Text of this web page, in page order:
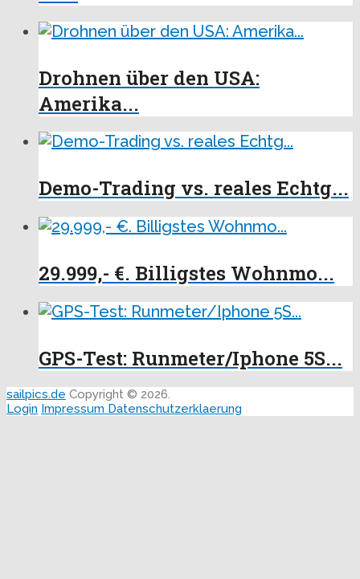
Drohnen über den USA:
Amerika...
Demo-Trading vs. reales Echtg...
29.999,- €. Billigstes Wohnmo...
GPS-Test: Runmeter/Iphone 5S...
sailpics.de Copyright © 2026.
Login Impressum Datenschutzerklaerung